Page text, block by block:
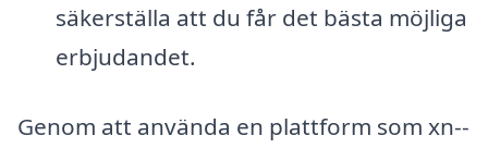
säkerställa att du får det bästa möjliga
erbjudandet.
Genom att använda en plattform som xn--